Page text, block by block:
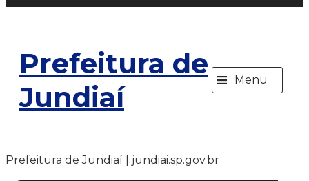
Prefeitura de
Jundiaí
≡ Menu
Prefeitura de Jundiaí | jundiai.sp.gov.br